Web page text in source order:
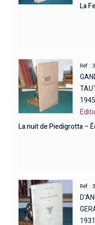
La
Réf :
1945
La nuit de Piedigrotta –
Réf :
1931